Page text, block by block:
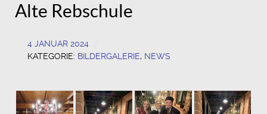
Alte Rebschule
4 JANUAR 2024
KATEGORIE: BILDERGALERIE, NEWS